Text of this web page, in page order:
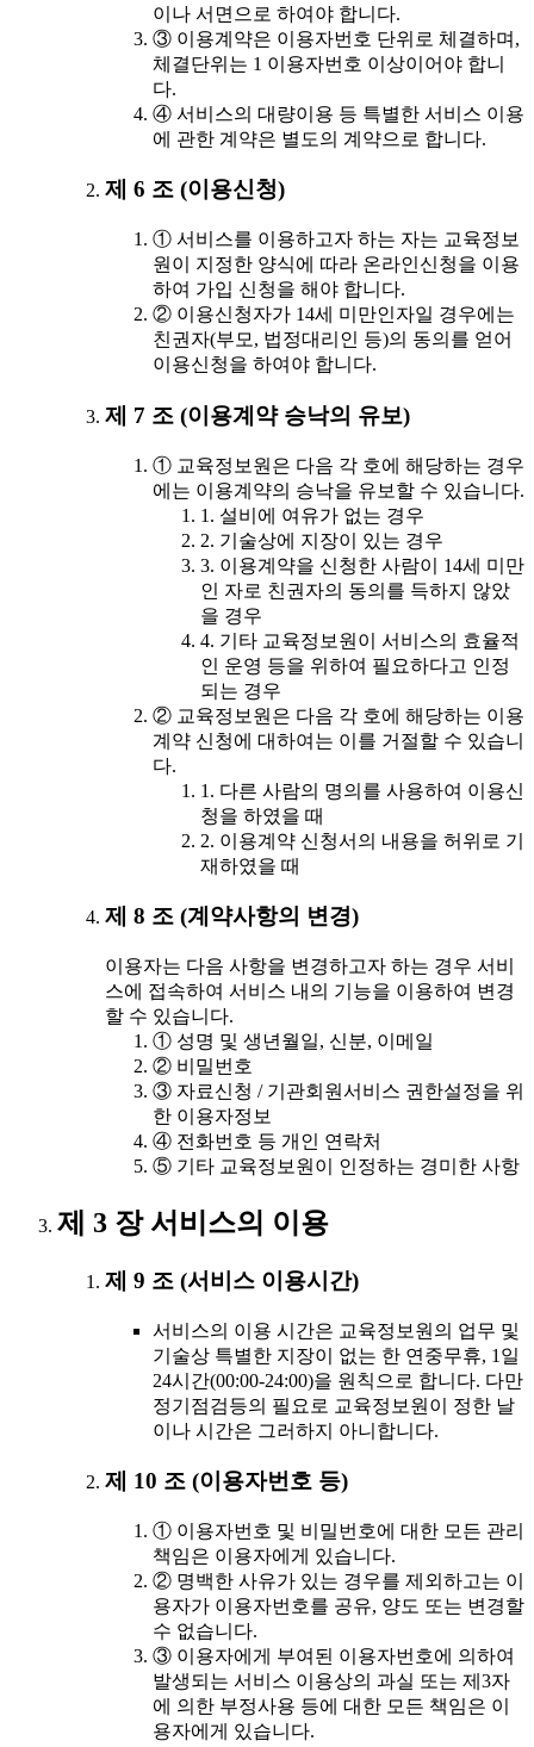
이나 서면으로 하여야 합니다.
③ 이용계약은 이용자번호 단위로 체결하며,
체결단위는 1 이용자번호 이상이어야 합니
다.
④ 서비스의 대량이용 등 특별한 서비스 이용
에 관한 계약은 별도의 계약으로 합니다.
제 6 조 (이용신청)
① 서비스를 이용하고자 하는 자는 교육정보
원이 지정한 양식에 따라 온라인신청을 이용
하여 가입 신청을 해야 합니다.
② 이용신청자가 14세 미만인자일 경우에는
친권자(부모, 법정대리인 등)의 동의를 얻어
이용신청을 하여야 합니다.
제 7 조 (이용계약 승낙의 유보)
① 교육정보원은 다음 각 호에 해당하는 경우
에는 이용계약의 승낙을 유보할 수 있습니다.
1. 설비에 여유가 없는 경우
2. 기술상에 지장이 있는 경우
3. 이용계약을 신청한 사람이 14세 미만
인 자로 친권자의 동의를 득하지 않았
을 경우
4. 기타 교육정보원이 서비스의 효율적
인 운영 등을 위하여 필요하다고 인정
되는 경우
② 교육정보원은 다음 각 호에 해당하는 이용
계약 신청에 대하여는 이를 거절할 수 있습니
다.
1. 다른 사람의 명의를 사용하여 이용신
청을 하였을 때
2. 이용계약 신청서의 내용을 허위로 기
재하였을 때
제 8 조 (계약사항의 변경)
이용자는 다음 사항을 변경하고자 하는 경우 서비
스에 접속하여 서비스 내의 기능을 이용하여 변경
할 수 있습니다.
① 성명 및 생년월일, 신분, 이메일
② 비밀번호
③ 자료신청 / 기관회원서비스 권한설정을 위
한 이용자정보
④ 전화번호 등 개인 연락처
⑤ 기타 교육정보원이 인정하는 경미한 사항
제 3 장 서비스의 이용
제 9 조 (서비스 이용시간)
서비스의 이용 시간은 교육정보원의 업무 및
기술상 특별한 지장이 없는 한 연중무휴, 1일
24시간(00:00-24:00)을 원칙으로 합니다. 다만
정기점검등의 필요로 교육정보원이 정한 날
이나 시간은 그러하지 아니합니다.
제 10 조 (이용자번호 등)
① 이용자번호 및 비밀번호에 대한 모든 관리
책임은 이용자에게 있습니다.
② 명백한 사유가 있는 경우를 제외하고는 이
용자가 이용자번호를 공유, 양도 또는 변경할
수 없습니다.
③ 이용자에게 부여된 이용자번호에 의하여
발생되는 서비스 이용상의 과실 또는 제3자
에 의한 부정사용 등에 대한 모든 책임은 이
용자에게 있습니다.